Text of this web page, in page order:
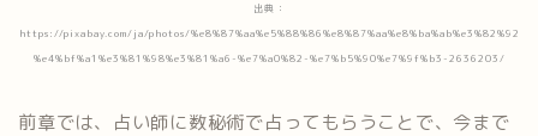
出典：
https://pixabay.com/ja/photos/%e8%87%aa%e5%88%86%e8%87%aa%e8%ba%ab%e3%82%92
%e4%bf%a1%e3%81%98%e3%81%a6-%e7%a0%82-%e7%b5%90%e7%9f%b3-2636203/
前章では、占い師に数秘術で占ってもらうことで、今まで